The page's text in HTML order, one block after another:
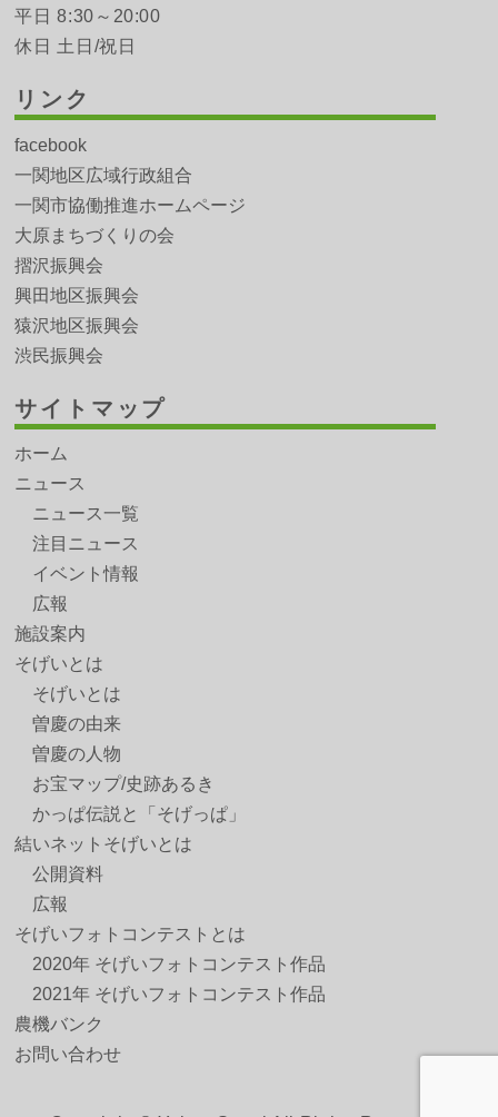
平日 8:30～20:00
休日 土日/祝日
リンク
facebook
一関地区広域行政組合
一関市協働推進ホームページ
大原まちづくりの会
摺沢振興会
興田地区振興会
猿沢地区振興会
渋民振興会
サイトマップ
ホーム
ニュース
ニュース一覧
注目ニュース
イベント情報
広報
施設案内
そげいとは
そげいとは
曽慶の由来
曽慶の人物
お宝マップ/史跡あるき
かっぱ伝説と「そげっぱ」
結いネットそげいとは
公開資料
広報
そげいフォトコンテストとは
2020年 そげいフォトコンテスト作品
2021年 そげいフォトコンテスト作品
農機バンク
お問い合わせ